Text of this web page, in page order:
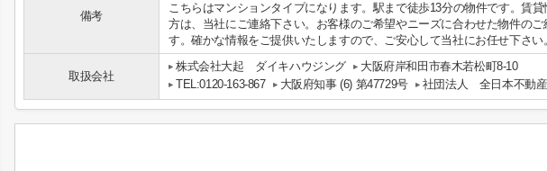
備考
こちらはマンションタイプになります。駅まで徒歩13分の物件です。賃
方は、当社にご連絡下さい。お客様のご希望やニーズに合わせた物件のご
す。確かな情報をご提供いたしますので、ご安心して当社にお任せ下さい。
取扱会社
株式会社大起 ダイキハウジング
大阪府岸和田市春木若松町8-10
TEL:0120-163-867
大阪府知事 (6) 第47729号 社団法人 全日本不動